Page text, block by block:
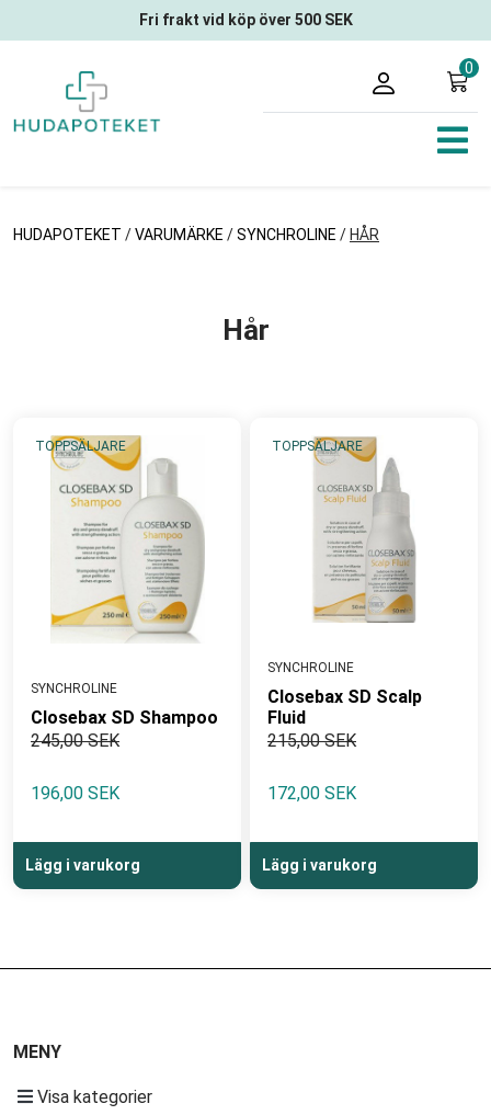
Fri frakt vid köp över 500 SEK
0
HUDAPOTEKET /VARUMÄRKE /SYNCHROLINE / HÅR
Hår
TOPPSÄLJARE
SYNCHROLINE
Closebax SD Shampoo
245,00 SEK
196,00 SEK
Lägg i varukorg
TOPPSÄLJARE
SYNCHROLINE
Closebax SD Scalp
Fluid
215,00 SEK
172,00 SEK
Lägg i varukorg
MENY
Visa kategorier